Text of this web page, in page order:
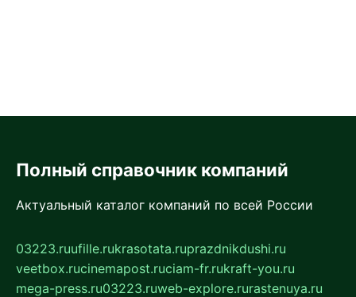
Полный справочник компаний
Актуальный каталог компаний по всей России
03223.ruufille.rukrasotata.ruprazdnikdushi.ru
veetbox.rucinemapost.ruciam-fr.rukraft-you.ru
mega-press.ru03223.ruweb-explore.rurastenuya.ru